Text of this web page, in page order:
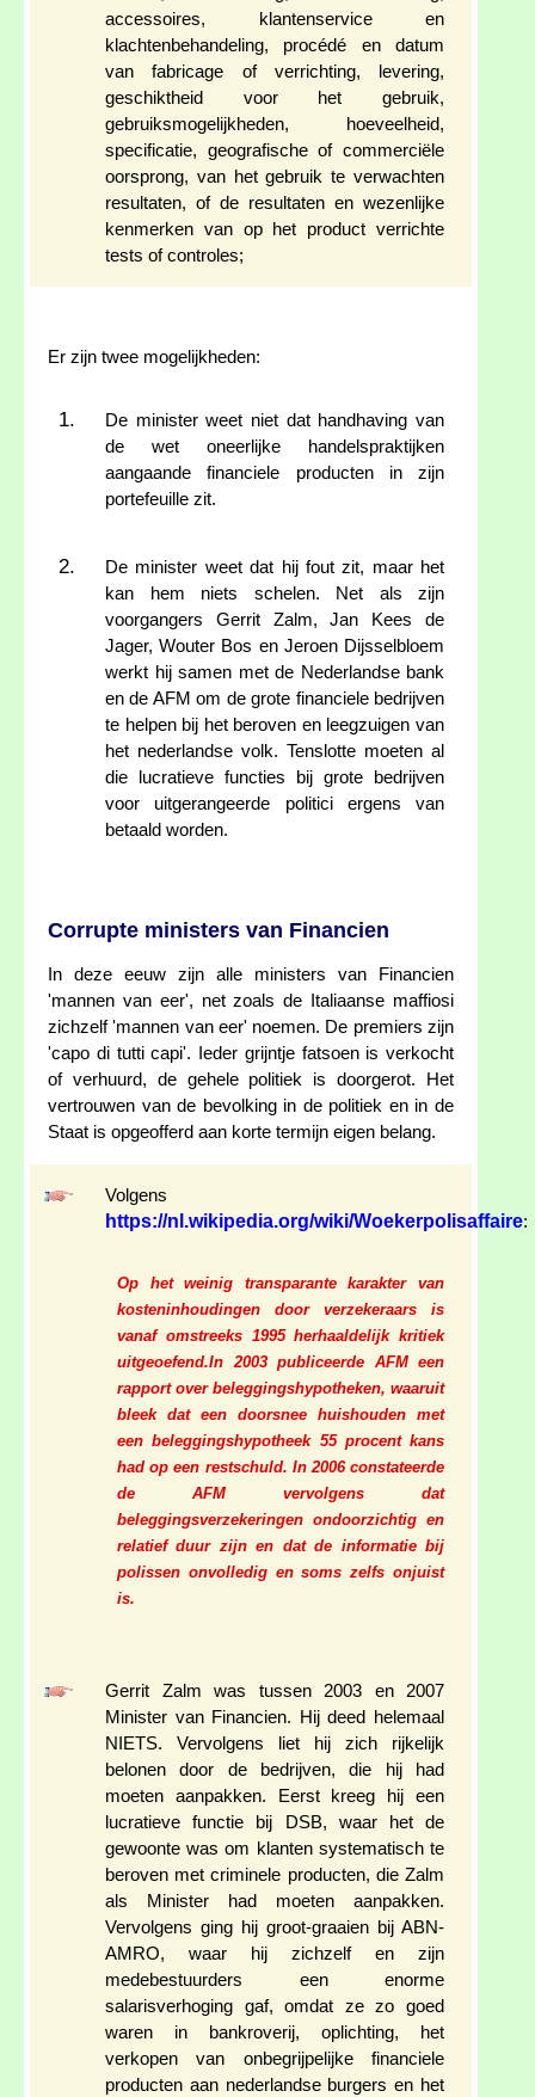
accessoires, klantenservice en
klachtenbehandeling, procédé en datum
van fabricage of verrichting, levering,
geschiktheid voor het gebruik,
gebruiksmogelijkheden, hoeveelheid,
specificatie, geografische of commerciële
oorsprong, van het gebruik te verwachten
resultaten, of de resultaten en wezenlijke
kenmerken van op het product verrichte
tests of controles;
Er zijn twee mogelijkheden:
De minister weet niet dat handhaving van
de wet oneerlijke handelspraktijken
aangaande financiele producten in zijn
portefeuille zit.
De minister weet dat hij fout zit, maar het
kan hem niets schelen. Net als zijn
voorgangers Gerrit Zalm, Jan Kees de
Jager, Wouter Bos en Jeroen Dijsselbloem
werkt hij samen met de Nederlandse bank
en de AFM om de grote financiele bedrijven
te helpen bij het beroven en leegzuigen van
het nederlandse volk. Tenslotte moeten al
die lucratieve functies bij grote bedrijven
voor uitgerangeerde politici ergens van
betaald worden.
Corrupte ministers van Financien
In deze eeuw zijn alle ministers van Financien
'mannen van eer', net zoals de Italiaanse maffiosi
zichzelf 'mannen van eer' noemen. De premiers zijn
'capo di tutti capi'. Ieder grijntje fatsoen is verkocht
of verhuurd, de gehele politiek is doorgerot. Het
vertrouwen van de bevolking in de politiek en in de
Staat is opgeofferd aan korte termijn eigen belang.
Volgens
https://nl.wikipedia.org/wiki/Woekerpolisaffaire:
Op het weinig transparante karakter van
kosteninhoudingen door verzekeraars is
vanaf omstreeks 1995 herhaaldelijk kritiek
uitgeoefend.In 2003 publiceerde AFM een
rapport over beleggingshypotheken, waaruit
bleek dat een doorsnee huishouden met
een beleggingshypotheek 55 procent kans
had op een restschuld. In 2006 constateerde
de AFM vervolgens dat
beleggingsverzekeringen ondoorzichtig en
relatief duur zijn en dat de informatie bij
polissen onvolledig en soms zelfs onjuist
is.
Gerrit Zalm was tussen 2003 en 2007
Minister van Financien. Hij deed helemaal
NIETS. Vervolgens liet hij zich rijkelijk
belonen door de bedrijven, die hij had
moeten aanpakken. Eerst kreeg hij een
lucratieve functie bij DSB, waar het de
gewoonte was om klanten systematisch te
beroven met criminele producten, die Zalm
als Minister had moeten aanpakken.
Vervolgens ging hij groot-graaien bij ABN-
AMRO, waar hij zichzelf en zijn
medebestuurders een enorme
salarisverhoging gaf, omdat ze zo goed
waren in bankroverij, oplichting, het
verkopen van onbegrijpelijke financiele
producten aan nederlandse burgers en het